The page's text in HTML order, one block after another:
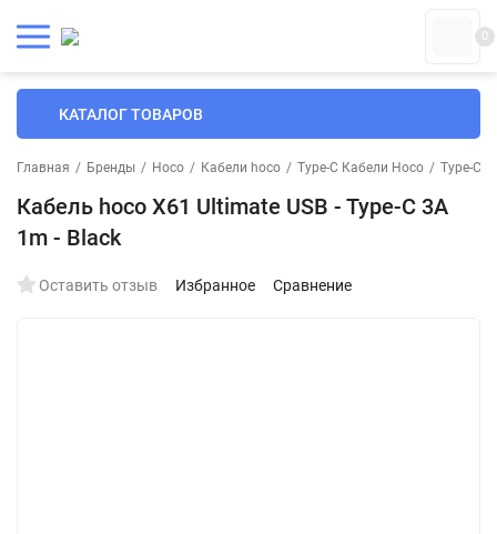
0
КАТАЛОГ ТОВАРОВ
Главная / Бренды / Hoco / Кабели hoco / Type-C Кабели Hoco / Type-C
Кабель hoco X61 Ultimate USB - Type-C 3A
1m - Black
Оставить отзыв Избранное Сравнение